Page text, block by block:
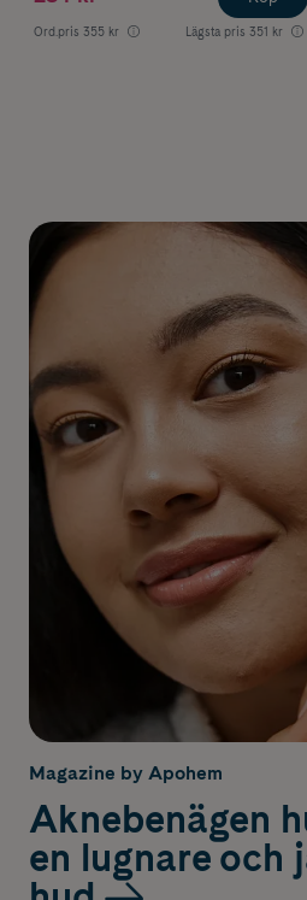
Ord.pris 355 kr Lägsta pris 351 kr
Magazine by Apohem
Aknebenägen
en lugnare och